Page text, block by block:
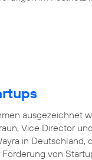
ausgezeichnet
Vice Director
in Deutschland,
von